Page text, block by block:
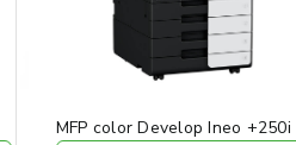
MFP color Develop Ineo +250i